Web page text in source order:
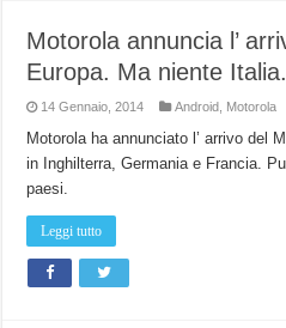
Motorola annuncia l’
Europa. Ma niente Italia.
14 Gennaio, 2014 Android Motorola
Motorola ha annunciato l’ arrivo del
in Inghilterra, Germania e Francia.
paesi.
Leggi tutto